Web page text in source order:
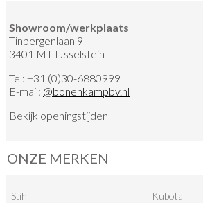
Showroom/werkplaats
Tinbergenlaan 9
3401 MT IJsselstein
Tel: +31 (0)30-6880999
E-mail: @bonenkampbv.nl
Bekijk openingstijden
ONZE MERKEN
Stihl Kubota